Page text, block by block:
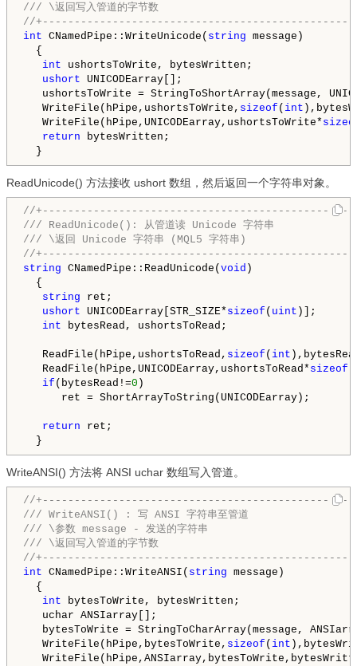
///
//
int CNamedPipe::WriteUnicode( string message)
{
int ushortsToWrite, bytesWritten;
ushort UNICODEarray[];
ushortsToWrite = StringToShortArray(message,
WriteFile(hPipe,ushortsToWrite, sizeof ( int
WriteFile(hPipe,UNICODEarray,ushortsToWrite*
return bytesWritten;
ReadUnicode() 方法接收 ushort 数组，然后返回一个字符串对象。
//
/// ReadUnicode(): 从管道读 Unicode 字符串
/// \返回 Unicode 字符串 (MQL5 字符串)
//
string CNamedPipe::ReadUnicode( void )
{
string ret;
ushort UNICODEarray[STR_SIZE* sizeof ( uint )];
int bytesRead, ushortsToRead;
ReadFile(hPipe,ushortsToRead, sizeof ( int
ReadFile(hPipe,UNICODEarray,ushortsToRead* sizeof
if (bytesRead!=0 )
ret = ShortArrayToString(UNICODEarray);
return ret;
WriteANSI() 方法将 ANSI uchar 数组写入管道。
//
/// WriteANSI() : 写 ANSI 字符串至管道
/// \参数 message - 发送的字符串
/// \返回写入管
//
int CNamedPipe::WriteANSI( string message)
{
int bytesToWrite, bytesWritten;
uchar ANSIarray[];
bytesToWrite = StringToCharArray(message,
WriteFile(hPipe,bytesToWrite, sizeof ( int